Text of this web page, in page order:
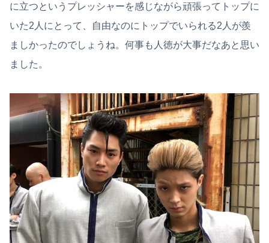
に立つというプレッシャーを感じながら頑張ってトップに
いた2人にとって、自由なのにトップでいられる2人が羨
ましかったのでしょうね。何事も人徳が大事だなあと思い
ました。